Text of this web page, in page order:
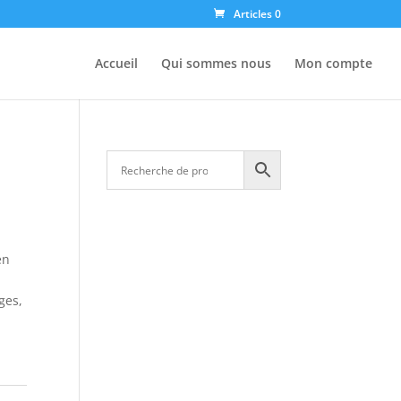
Articles 0
Accueil Qui sommes nous Mon compte